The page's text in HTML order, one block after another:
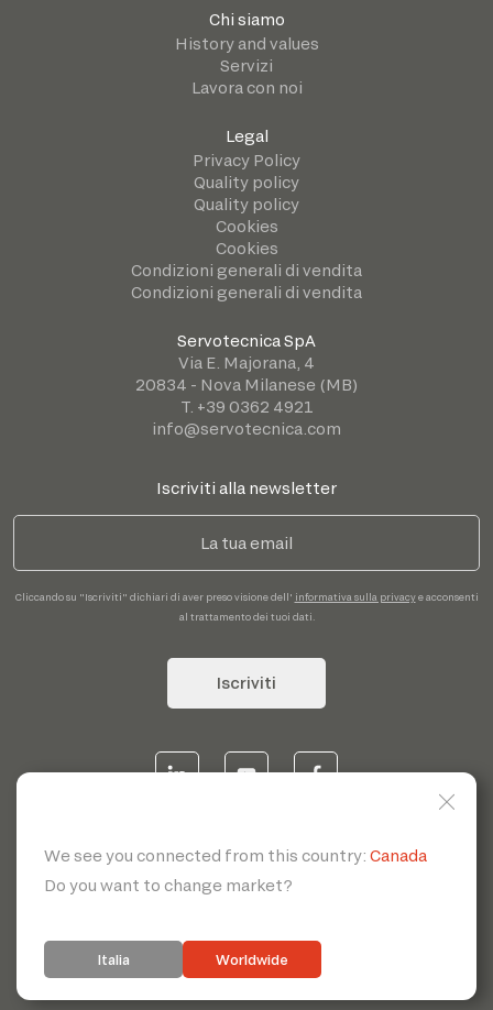
Chi siamo
History and values
Servizi
Lavora con noi
Legal
Privacy Policy
Quality policy
Quality policy
Cookies
Cookies
Condizioni generali di vendita
Condizioni generali di vendita
Servotecnica SpA
Via E. Majorana, 4
20834 - Nova Milanese (MB)
T. +39 0362 4921
info@servotecnica.com
Iscriviti alla newsletter
Cliccando su "Iscriviti" dichiari di aver preso visione dell' informativa sulla privacye acconsenti
al trattamento dei tuoi dati.
Iscriviti
1902780 C.S 468.000,00€